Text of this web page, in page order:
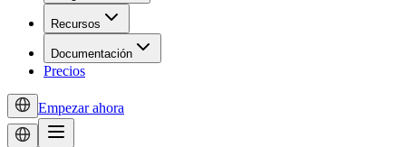
Recursos
Documentación
Precios
Empezar ahora